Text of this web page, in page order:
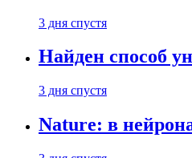
3 дня спустя
Найден способ
3 дня спустя
Nature: в